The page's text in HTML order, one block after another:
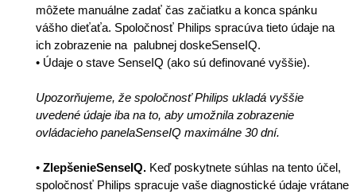
môžete manuálne zadať čas začiatku a konca spánku
vášho dieťaťa. Spoločnosť Philips spracúva tieto údaje na
ich zobrazenie na palubnej doskeSenseIQ.
• Údaje o stave SenseIQ (ako sú definované vyššie).
Upozorňujeme, že spoločnosť Philips ukladá vyššie
uvedené údaje iba na to, aby umožnila zobrazenie
ovládacieho panelaSenseIQ maximálne 30 dní.
• ZlepšenieSenseIQ. Keď poskytnete súhlas na tento účel,
spoločnosť Philips spracuje vaše diagnostické údaje vrátane